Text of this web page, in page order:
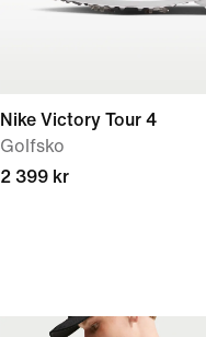
Nike Victory Tour 4
Golfsko
2 399 kr